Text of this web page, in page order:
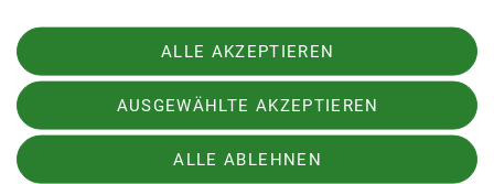
55501 Bad Kreuznach
Telefon +4915123379397
Datenschutz-Einstellungen
Datenschutz
ALLE AKZEPTIEREN
AUSGEWÄHLTE AKZEPTIEREN
ALLE ABLEHNEN